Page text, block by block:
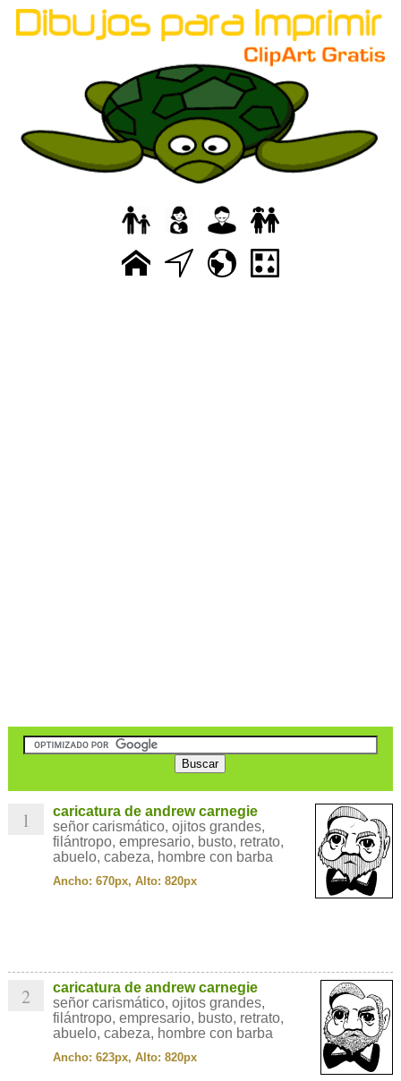
1
caricatura de andrew carnegie
señor carismático, ojitos grandes,
filántropo, empresario, busto, retrato,
abuelo, cabeza, hombre con barba
Ancho: 670px, Alto: 820px
2
caricatura de andrew carnegie
señor carismático, ojitos grandes,
filántropo, empresario, busto, retrato,
abuelo, cabeza, hombre con barba
Ancho: 623px, Alto: 820px